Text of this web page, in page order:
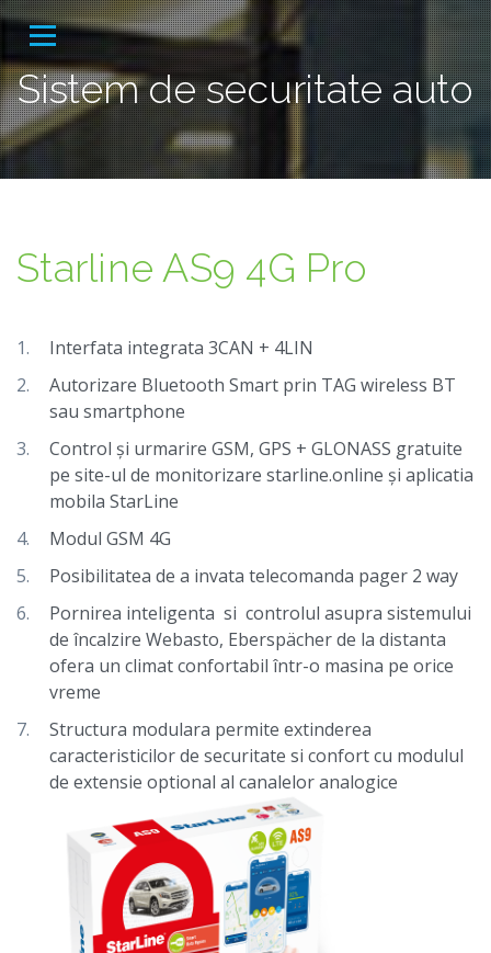
Sistem de securitate auto
Starline AS9 4G Pro
Interfata integrata 3CAN + 4LIN
Autorizare Bluetooth Smart prin TAG wireless BT
sau smartphone
Control și urmarire GSM, GPS + GLONASS gratuite
pe site-ul de monitorizare starline.online și aplicatia
mobila StarLine
Modul GSM 4G
Posibilitatea de a invata telecomanda pager 2 way
Pornirea inteligenta si controlul asupra sistemului
de încalzire Webasto, Eberspächer de la distanta
ofera un climat confortabil într-o masina pe orice
vreme
Structura modulara permite extinderea
caracteristicilor de securitate si confort cu modulul
de extensie optional al canalelor analogice